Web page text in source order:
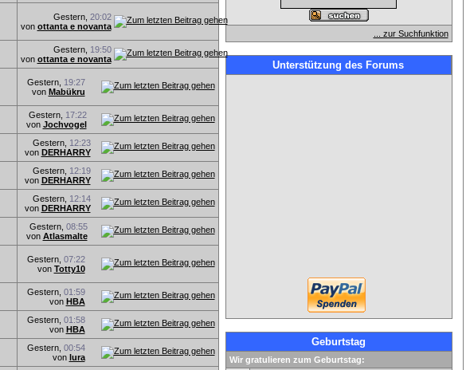
Gestern, 20:02
von ottanta e novanta
Gestern, 19:50
von ottanta e novanta
Gestern, 19:27
von Mabükru
Gestern, 17:22
von Jochvogel
Gestern, 12:23
von DERHARRY
Gestern, 12:19
von DERHARRY
Gestern, 12:14
von DERHARRY
Gestern, 08:55
von Atlasmalte
Gestern, 07:22
von Totty10
Gestern, 01:59
von HBA
Gestern, 01:58
von HBA
Gestern, 00:54
von lura
... zur Suchfunktion
Unterstützung des Forums
Geburtstag
Wir gratulieren zum Geburtstag: